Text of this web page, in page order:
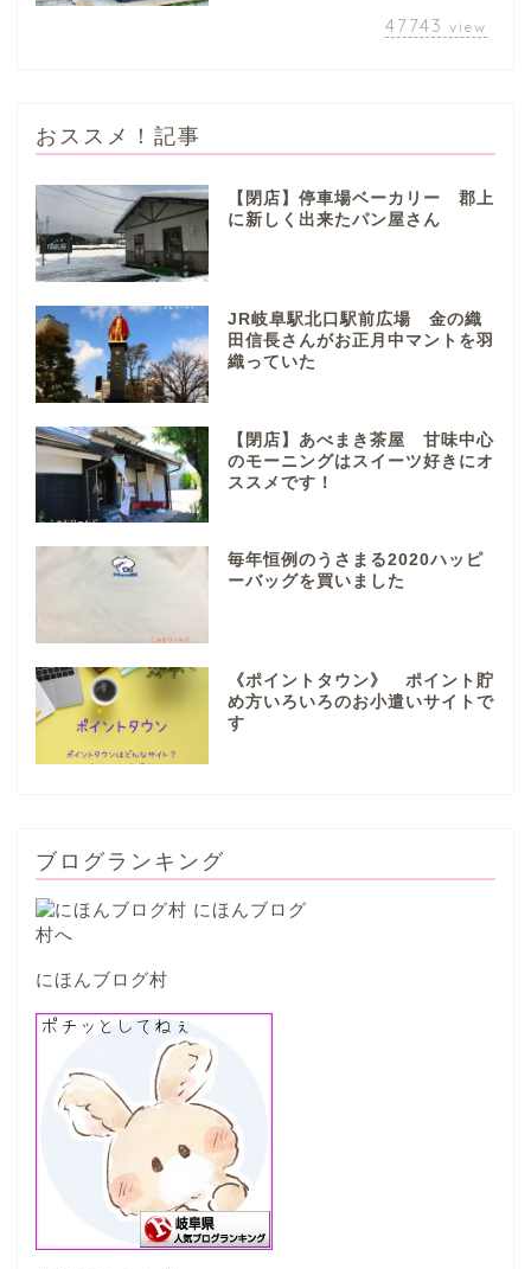
47743 view
おススメ！記事
【閉店】停車場ベーカリー 郡上
に新しく出来たパン屋さん
JR岐阜駅北口駅前広場 金の織
田信長さんがお正月中マントを羽
織っていた
【閉店】あべまき茶屋 甘味中心
のモーニングはスイーツ好きにオ
ススメです！
毎年恒例のうさまる2020ハッピ
ーバッグを買いました
《ポイントタウン》 ポイント貯
め方いろいろのお小遣いサイトで
す
ブログランキング
にほんブログ村
ぎふまるけ内の記事と写真
（画像）＆掲載情報につい
ての注意事項など
岐阜地域
各務原市
山県市